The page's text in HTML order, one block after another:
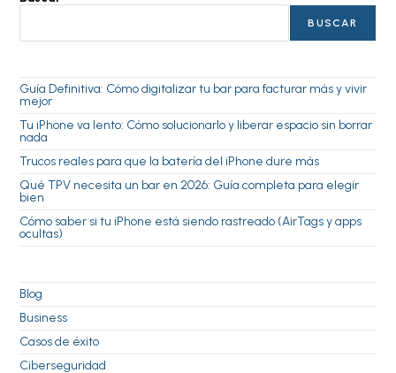
BUSCAR
Guía Definitiva: Cómo digitalizar tu bar para facturar más y vivir
mejor
Tu iPhone va lento: Cómo solucionarlo y liberar espacio sin borrar
nada
Trucos reales para que la batería del iPhone dure más
Qué TPV necesita un bar en 2026: Guía completa para elegir
bien
Cómo saber si tu iPhone está siendo rastreado (AirTags y apps
ocultas)
Blog
Business
Casos de éxito
Ciberseguridad